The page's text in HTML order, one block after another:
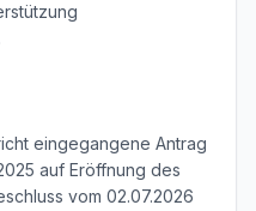
eingegangene Antrag
auf Eröffnung des
vom 02.07.2026